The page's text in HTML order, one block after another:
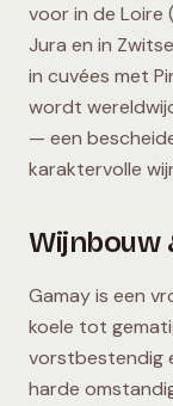
voor in de Loire
Jura en in
in cuvées met
wordt
— een
karaktervolle
Wijnbouw
Gamay is een
koele tot
vorstbestendig
harde